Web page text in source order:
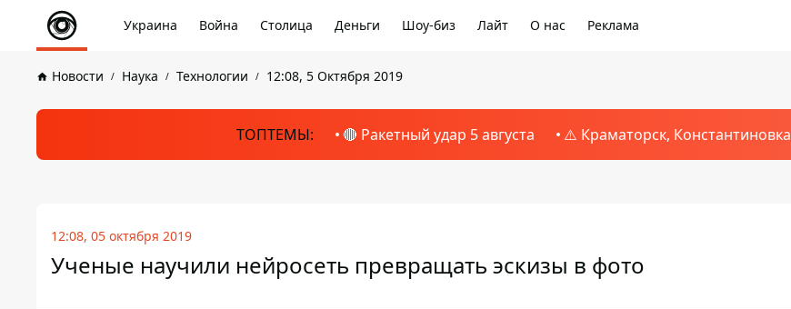
Украина Война Столица Деньги Шоу-биз Лайт О нас Реклама
Новости Наука Технологии 12:08, 5 Октября 2019
ТОПТЕМЫ: 🔴 Ракетный удар 5 августа ⚠️ Краматорск, Константиновка
12:08, 05 октября 2019
Ученые научили нейросеть превращать эскизы в фото